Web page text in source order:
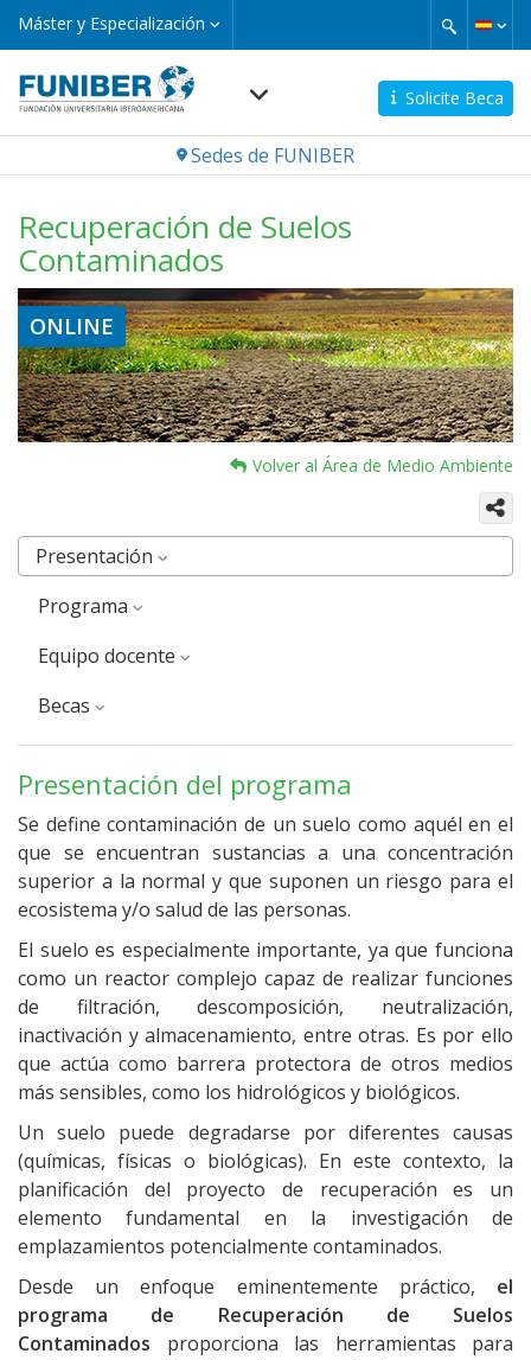
Pasar
principal
Máster y Especialización
Máster
y
Solicite Beca
Navegación
Sedes de FUNIBER
Recuperación de Suelos
Contaminados
ONLINE
Volver al Área de Medio Ambiente
Presentación
Programa
equipo docente
Becas
Presentación del programa
Se define contaminación de un suelo como aquél en el
que se encuentran sustancias a una concentración
superior a la normal y que suponen un riesgo para el
ecosistema y/o salud de las personas.
El suelo es especialmente importante, ya que funciona
como un reactor complejo capaz de realizar funciones
de filtración, descomposición, neutralización,
inactivación y almacenamiento, entre otras. Es por ello
que actúa como barrera protectora de otros medios
más sensibles, como los hidrológicos y biológicos.
Un suelo puede degradarse por diferentes causas
(químicas, físicas o biológicas). En este contexto, la
planificación del proyecto de recuperación es un
elemento fundamental en la investigación de
emplazamientos potencialmente contaminados.
Desde un enfoque eminentemente práctico, el
programa de Recuperación de Suelos
Contaminados proporciona las herramientas para